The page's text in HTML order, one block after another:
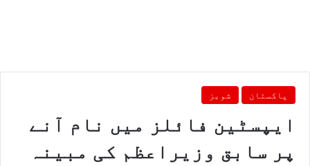
پاکستان شوبز
ایپسٹین فائلز میں نام آنے
پر سابق وزیراعظم کی مبینہ